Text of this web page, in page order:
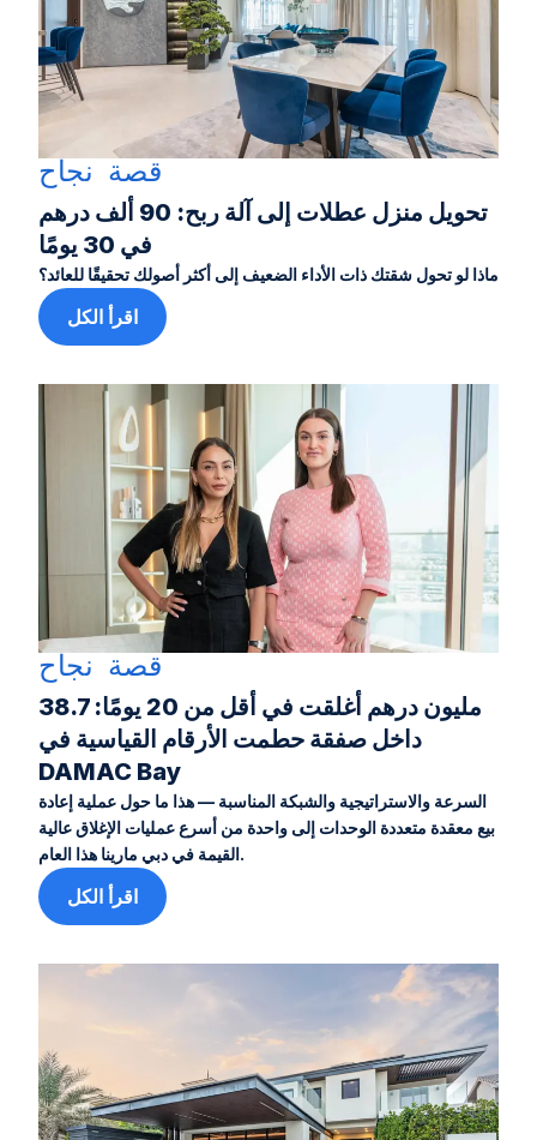
قصة نجاح
تحويل منزل عطلات إلى آلة ربح: 90 ألف درهم
في 30 يومًا
ماذا لو تحول شقتك ذات الأداء الضعيف إلى أكثر أصولك تحقيقًا للعائد؟
اقرأ الكل
قصة نجاح
38.7 مليون درهم أغلقت في أقل من 20 يومًا:
داخل صفقة حطمت الأرقام القياسية في
DAMAC Bay
السرعة والاستراتيجية والشبكة المناسبة — هذا ما حول عملية إعادة
بيع معقدة متعددة الوحدات إلى واحدة من أسرع عمليات الإغلاق عالية
القيمة في دبي مارينا هذا العام.
اقرأ الكل